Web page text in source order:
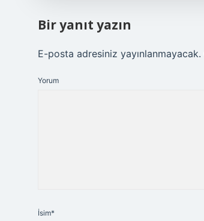
Bir yanıt yazın
E-posta adresiniz yayınlanmayacak.
Yorum
İsim*